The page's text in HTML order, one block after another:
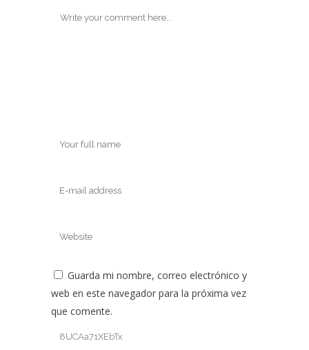
Guarda mi nombre, correo electrónico y
web en este navegador para la próxima vez
que comente.